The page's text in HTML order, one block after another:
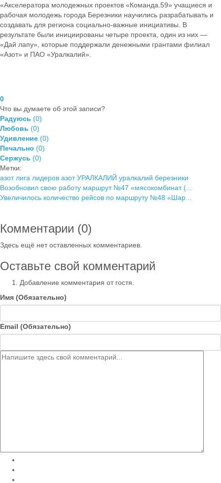
«Акселератора молодежных проектов «Команда.59» учащиеся и
рабочая молодежь города Березники научились разрабатывать и
создавать для региона социально-важные инициативы. В
результате были инициированы четыре проекта, один из них —
«Дай лапу», которые поддержали денежными грантами филиал
«Азот» и ПАО «Уралкалий».
0
Что вы думаете об этой записи?
Радуюсь (0)
Любовь (0)
Удивление (0)
Печально (0)
Сержусь (0)
Метки:
азот лига лидеров азот УРАЛКАЛИЙ уралкалий березники
Возобновил свою работу маршрут №47 «мясокомбинат (...
Увеличилось количество рейсов по маршруту №48 «Шар...
Комментарии (0)
Здесь ещё нет оставленных комментариев.
Оставьте свой комментарий
Добавление комментария от гостя.
Имя (Обязательно)
Email (Обязательно)